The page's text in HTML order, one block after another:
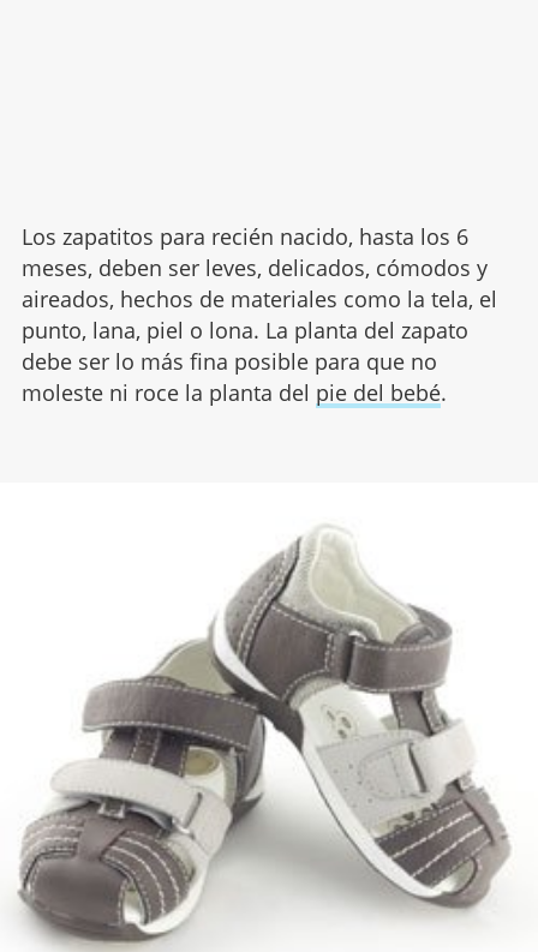
Los zapatitos para recién nacido, hasta los 6
meses, deben ser leves, delicados, cómodos y
aireados, hechos de materiales como la tela, el
punto, lana, piel o lona. La planta del zapato
debe ser lo más fina posible para que no
moleste ni roce la planta del pie del bebé.